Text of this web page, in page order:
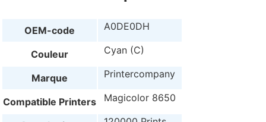
OEM-code A0DE0DH
Couleur Cyan (C)
Marque Printercompany
Compatible Printers Magicolor 8650